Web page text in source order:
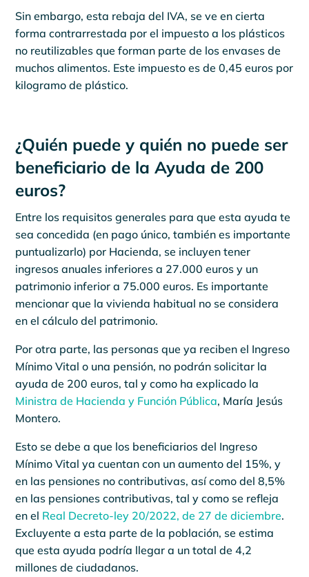
Sin embargo, esta rebaja del IVA, se ve en cierta
forma contrarrestada por el impuesto a los plásticos
no reutilizables que forman parte de los envases de
muchos alimentos. Este impuesto es de 0,45 euros por
kilogramo de plástico.
¿Quién puede y quién no puede ser
beneficiario de la Ayuda de 200
euros?
Entre los requisitos generales para que esta ayuda te
sea concedida (en pago único, también es importante
puntualizarlo) por Hacienda, se incluyen tener
ingresos anuales inferiores a 27.000 euros y un
patrimonio inferior a 75.000 euros. Es importante
mencionar que la vivienda habitual no se considera
en el cálculo del patrimonio.
Por otra parte, las personas que ya reciben el Ingreso
Mínimo Vital o una pensión, no podrán solicitar la
ayuda de 200 euros, tal y como ha explicado la
Ministra de Hacienda y Función Pública, María Jesús
Montero.
Esto se debe a que los beneficiarios del Ingreso
Mínimo Vital ya cuentan con un aumento del 15%, y
en las pensiones no contributivas, así como del 8,5%
en las pensiones contributivas, tal y como se refleja
en el Real Decreto-ley 20/2022, de 27 de diciembre.
Excluyente a esta parte de la población, se estima
que esta ayuda podría llegar a un total de 4,2
millones de ciudadanos.